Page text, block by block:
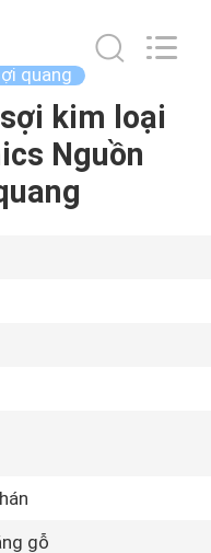
quang
kim loại
Nguồn
gỗ